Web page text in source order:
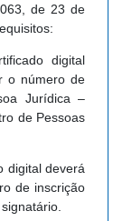
de 23 de
digital
o número de
Jurídica –
de Pessoas
digital deverá
de inscrição